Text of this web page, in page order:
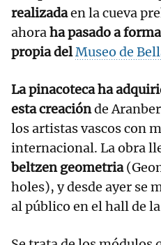
realizadaen la cueva
ahoraha pasado a
propia delMuseo de
La pinacoteca ha
esta creaciónde
los artistas vascos con
internacional. La obra
beltzen geometria
holes), y desde ayer se
al público en el hall de